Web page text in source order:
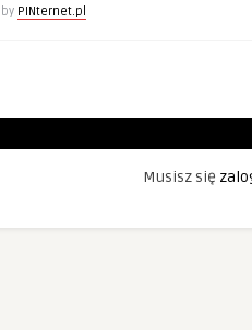
by PINternet.pl
Musisz się